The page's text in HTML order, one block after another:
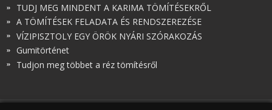
TUDJ MEG MINDENT A KARIMA TÖMÍTÉSEKRŐL
A TÖMÍTÉSEK FELADATA ÉS RENDSZEREZÉSE
VÍZIPISZTOLY EGY ÖRÖK NYÁRI SZÓRAKOZÁS
Gumitörténet
Tudjon meg többet a réz tömítésről